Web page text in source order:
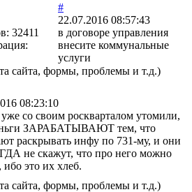
32411
#
22.07.2016 08:57:43
в договоре управления
внесите коммунальные
услуги
сайта, формы, проблемы и т.д.)
08:23:10
со своим роскварталом утомили,
ЗАРАБАТЫВАЮТ тем, что
раскрывать инфу по 731-му, и они
не скажут, что про него можно
ибо это их хлеб.
сайта, формы, проблемы и т.д.)